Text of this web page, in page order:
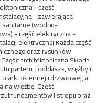
- część
- zawierająca
(wodno-
- część elektryczna -
elektrycznej Każda część
oraz rysunków
architektoniczna Składa
parteru, poddasza, więźby i
okiennej i drzwiowej, a
więźbę. Część
fundamentów i stropu oraz